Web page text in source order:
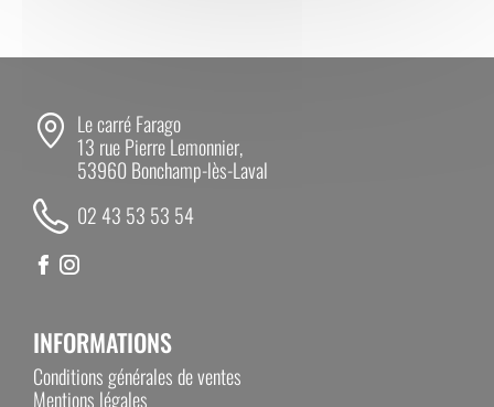
Le carré Farago
13 rue Pierre Lemonnier,
53960 Bonchamp-lès-Laval
02 43 53 53 54
INFORMATIONS
Conditions générales de ventes
Mentions légales